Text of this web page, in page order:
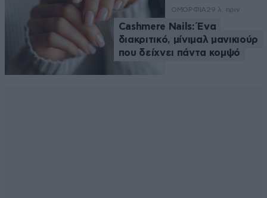
ΟΜΟΡΦΙΑ29 λ. πριν
Cashmere Nails: Ένα
διακριτικό, μίνιμαλ μανικιούρ
που δείχνει πάντα κομψό